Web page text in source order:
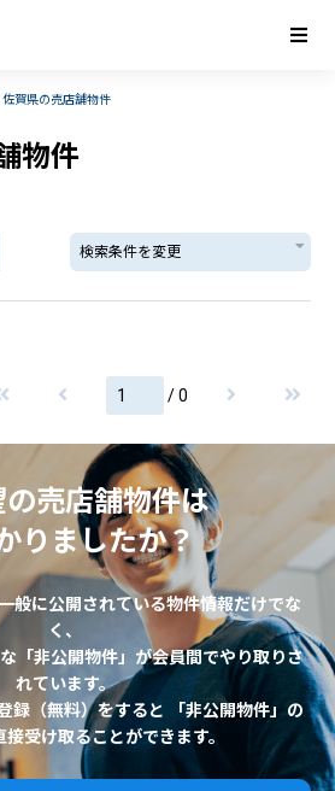
佐賀県の売店舗物件
物件
検索条件を変更
/ 0
売店舗物件は
りましたか？
般に公開されている物件情報だけでな
く、
「非公開物件」が会員間でやり取りさ
れています。
録（無料）をすると 「非公開物件」の
受け取ることができます。